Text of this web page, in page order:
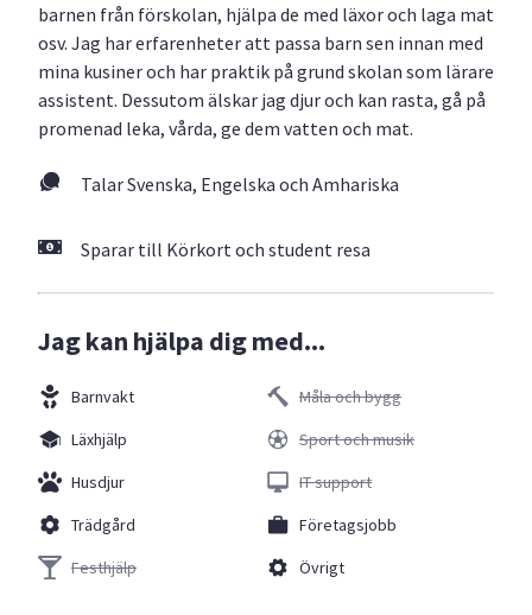
barnen från förskolan, hjälpa de med läxor och laga mat
osv. Jag har erfarenheter att passa barn sen innan med
mina kusiner och har praktik på grund skolan som lärare
assistent. Dessutom älskar jag djur och kan rasta, gå på
promenad leka, vårda, ge dem vatten och mat.
Talar Svenska, Engelska och Amhariska
Sparar till Körkort och student resa
Jag kan hjälpa dig med...
Barnvakt
Läxhjälp
Husdjur
Trädgård
Festhjälp
Måla och bygg
Sport och musik
IT support
Företagsjobb
Övrigt